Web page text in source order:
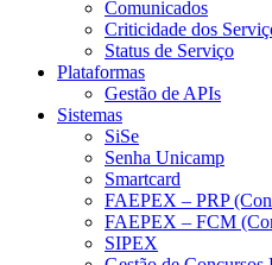
Comunicados
Criticidade dos
Status de Serviço
Plataformas
Gestão de APIs
Sistemas
SiSe
Senha Unicamp
Smartcard
FAEPEX – PRP
FAEPEX – FCM
SIPEX